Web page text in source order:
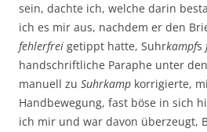
sein, dachte ich, welche darin
ich es mir aus, nachdem er den
fehlerfrei getippt hatte, Suhrkampfs
handschriftliche Paraphe unter
manuell zu Suhrkamp korrigierte,
Handbewegung, fast böse in sich
ich mir und war davon überzeugt,